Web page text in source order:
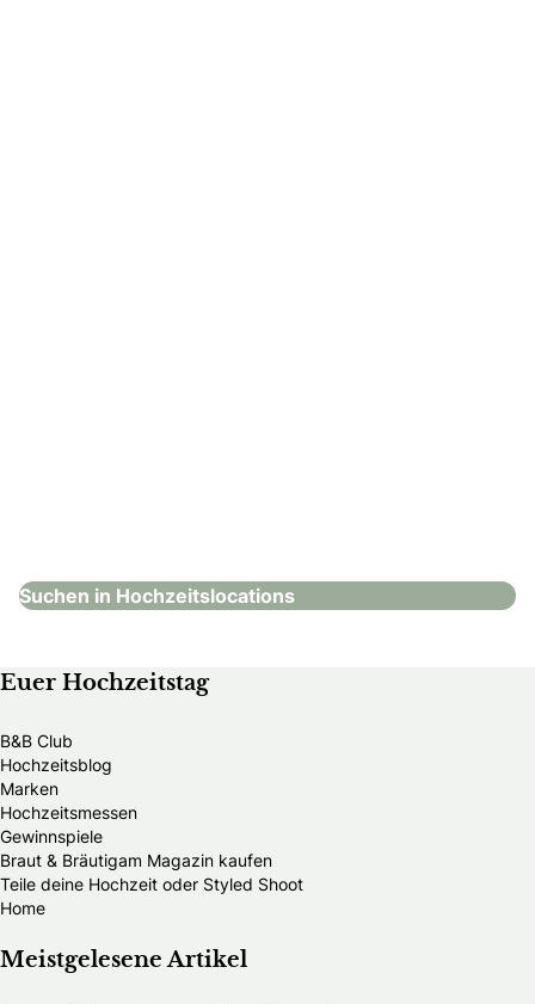
Suchen in Hochzeitslocations
Euer Hochzeitstag
B&B Club
Hochzeitsblog
Marken
Hochzeitsmessen
Gewinnspiele
Braut & Bräutigam Magazin kaufen
Teile deine Hochzeit oder Styled Shoot
Home
Meistgelesene Artikel